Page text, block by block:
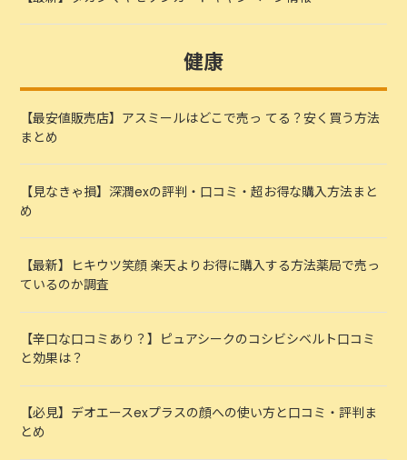
健康
【最安値販売店】アスミールはどこで売っ てる？安く買う方法
まとめ
【見なきゃ損】深潤exの評判・口コミ・超お得な購入方法まと
め
【最新】ヒキウツ笑顔 楽天よりお得に購入する方法薬局で売っ
ているのか調査
【辛口な口コミあり？】ピュアシークのコシビシベルト口コミ
と効果は？
【必見】デオエースexプラスの顔への使い方と口コミ・評判ま
とめ